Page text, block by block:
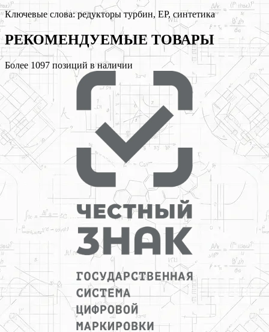
Ключевые слова:редукторы турбин, EP, синтетика
РЕКОМЕНДУЕМЫЕ ТОВАРЫ
Более 1097 позиций в наличии